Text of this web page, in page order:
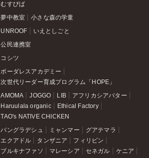
むすびば
夢中教室 小さな森の学童
UNROOF いえとしごと
公民連携室
コシツ
ボーダレスアカデミー
次世代リーダー育成プログラム「HOPE」
AMOMA JOGGO LIB
アフリカシアバター
Haruulala organic
Ethical Factory
TAO's NATIVE CHICKEN
バングラデシュ ミャンマー
グアテマラ
エクアドル
タンザニア
フィリピン
ブルキナファソ
マレーシア セネガル ケニア